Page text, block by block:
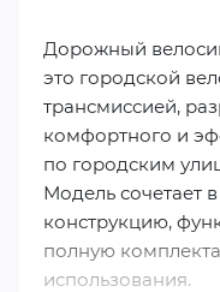
Дорожный
это городской
трансмиссией,
комфортного и
по городским
Модель сочетает
конструкцию,
полную
использования.